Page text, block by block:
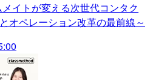
メイトが変える次世代コンタク
オペレーション改革の最前線～